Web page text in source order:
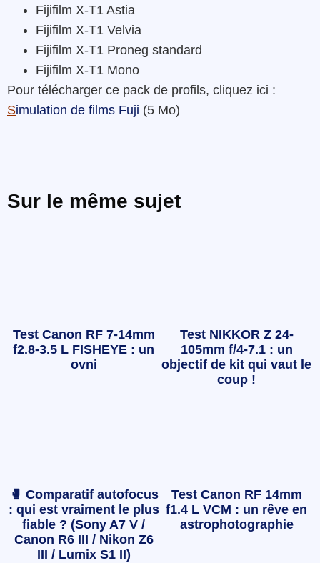
Fijifilm X-T1 Astia
Fijifilm X-T1 Velvia
Fijifilm X-T1 Proneg standard
Fijifilm X-T1 Mono
Pour télécharger ce pack de profils, cliquez ici :
Simulation de films Fuji (5 Mo)
Sur le même sujet
Test Canon RF 7-14mm
f2.8-3.5 L FISHEYE : un
ovni
Test NIKKOR Z 24-
105mm f/4-7.1 : un
objectif de kit qui vaut le
coup !
🥊 Comparatif autofocus
: qui est vraiment le plus
fiable ? (Sony A7 V /
Canon R6 III / Nikon Z6
III / Lumix S1 II)
Test Canon RF 14mm
f1.4 L VCM : un rêve en
astrophotographie